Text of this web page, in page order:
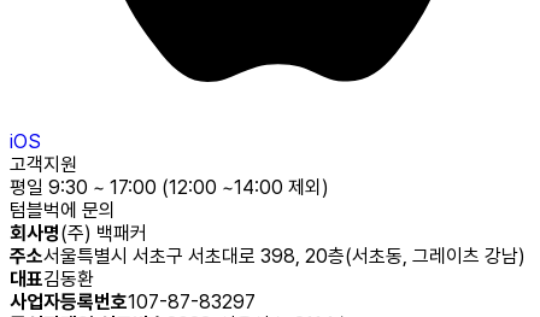
iOS
고객지원
평일 9:30 ~ 17:00 (12:00 ~14:00 제외)
텀블벅에 문의
회사명(주) 백패커
주소서울특별시 서초구 서초대로 398, 20층(서초동, 그레이츠 강남)
대표김동환
사업자등록번호107-87-83297